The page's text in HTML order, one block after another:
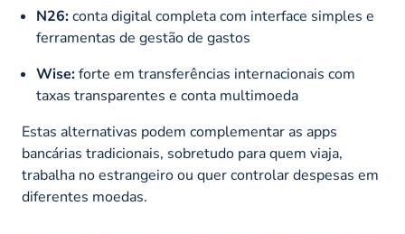
N26:conta digital completa com interface simples e
ferramentas de gestão de gastos
Wise:forte em transferências internacionais com
taxas transparentes e conta multimoeda
Estas alternativas podem complementar as apps
bancárias tradicionais, sobretudo para quem viaja,
trabalha no estrangeiro ou quer controlar despesas em
diferentes moedas.